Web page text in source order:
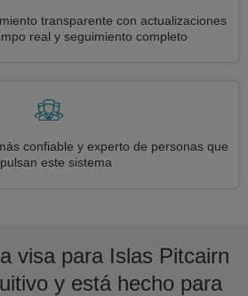
transparente con actualizaciones
real y seguimiento completo
confiable y experto de personas que
este sistema
visa para Islas Pitcairn
y está hecho para